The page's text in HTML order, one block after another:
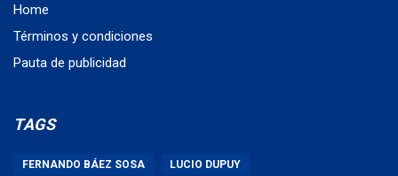
Home
Términos y condiciones
Pauta de publicidad
TAGS
FERNANDO BÁEZ SOSA LUCIO DUPUY